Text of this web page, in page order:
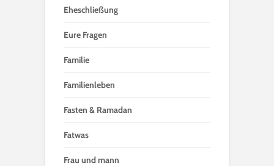
Eheschließung
Eure Fragen
Familie
Familienleben
Fasten & Ramadan
Fatwas
Frau und mann